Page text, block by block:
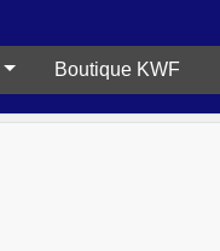
Boutique KWF